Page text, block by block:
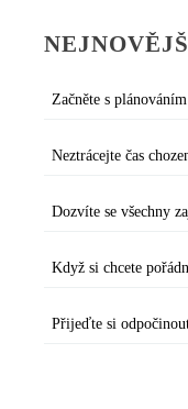
Začněte s
Neztrácejte čas
Dozvíte se všechny
Když si chcete
Přijeďte si